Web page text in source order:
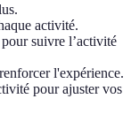
activité.
suivre l’activité
l'expérience.
pour ajuster vos